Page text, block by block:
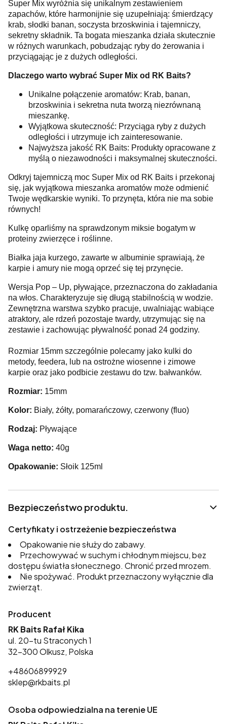
Super Mix wyróżnia się unikalnym zestawieniem
zapachów, które harmonijnie się uzupełniają: śmierdzący
krab, słodki banan, soczysta brzoskwinia i tajemniczy,
sekretny składnik. Ta bogata mieszanka działa skutecznie
w różnych warunkach, pobudzając ryby do żerowania i
przyciągając je z dużych odległości.
Dlaczego warto wybrać Super Mix od RK Baits?
Unikalne połączenie aromatów: Krab, banan,
brzoskwinia i sekretna nuta tworzą niezrównaną
mieszankę.
Wyjątkowa skuteczność: Przyciąga ryby z dużych
odległości i utrzymuje ich zainteresowanie.
Najwyższa jakość RK Baits: Produkty opracowane z
myślą o niezawodności i maksymalnej skuteczności.
Odkryj tajemniczą moc Super Mix od RK Baits i przekonaj
się, jak wyjątkowa mieszanka aromatów może odmienić
Twoje wędkarskie wyniki. To przynęta, która nie ma sobie
równych!
Kulkę oparliśmy na sprawdzonym miksie bogatym w
proteiny zwierzęce i roślinne.
Białka jaja kurzego, zawarte w albuminie sprawiają, że
karpie i amury nie mogą oprzeć się tej przynęcie.
Wersja Pop – Up, pływające, przeznaczona do zakładania
na włos. Charakteryzuje się długą stabilnością w wodzie.
Zewnętrzna warstwa szybko pracuje, uwalniając wabiące
atraktory, ale rdzeń pozostaje twardy, utrzymując się na
zestawie i zachowując pływalność ponad 24 godziny.
Rozmiar 15mm szczególnie polecamy jako kulki do
metody, feedera, lub na ostrożne wiosenne i zimowe
karpie oraz jako podbicie zestawu do tzw. bałwanków.
Rozmiar: 15mm
Kolor: Biały, żółty, pomarańczowy, czerwony (fluo)
Rodzaj: Pływające
Waga netto: 40g
Opakowanie: Słoik 125ml
Bezpieczeństwo produktu.
Certyfikaty i ostrzeżenie bezpieczeństwa
Opakowanie nie służy do zabawy.
Przechowywać w suchym i chłodnym miejscu, bez
dostępu światła słonecznego. Chronić przed mrozem.
Nie spożywać. Produkt przeznaczony wyłącznie dla
zwierząt.
Producent
RK Baits Rafał Kika
ul. 20-tu Straconych 1
32-300 Olkusz, Polska
+48606899929
sklep@rkbaits.pl
Osoba odpowiedzialna na terenie UE